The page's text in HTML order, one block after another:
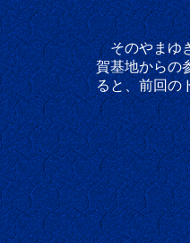
そのやまゆきの角向
賀基地からの参加です
ると、前回のドック